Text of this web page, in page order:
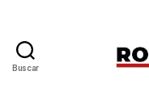
Buscar